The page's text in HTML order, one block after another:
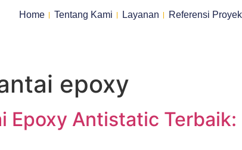
Home Tentang Kami Layanan Referensi Proyek
epoxy
Epoxy Antistatic